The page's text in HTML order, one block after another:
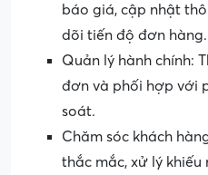
báo giá, cập nhật
dõi tiến độ đơn hàng.
Quản lý hành chính:
đơn và phối hợp với
soát.
Chăm sóc khách
thắc mắc, xử lý